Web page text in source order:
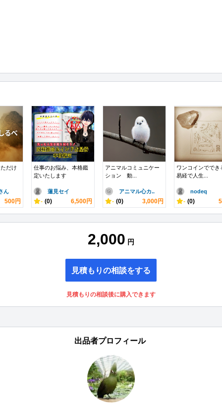
だけ
ん
500円
仕事のお悩み、本格鑑
定いたします
蓮見セイ
- (0) 6,500円
アニマルコミュニケー
ション 動...
アニマル心カ..
- (0) 3,000円
ワンコインででき
易経で人生...
nodeq
- (0)
2,000 円
見積もりの相談をする
見積もりの相談後に購入できます
出品者プロフィール